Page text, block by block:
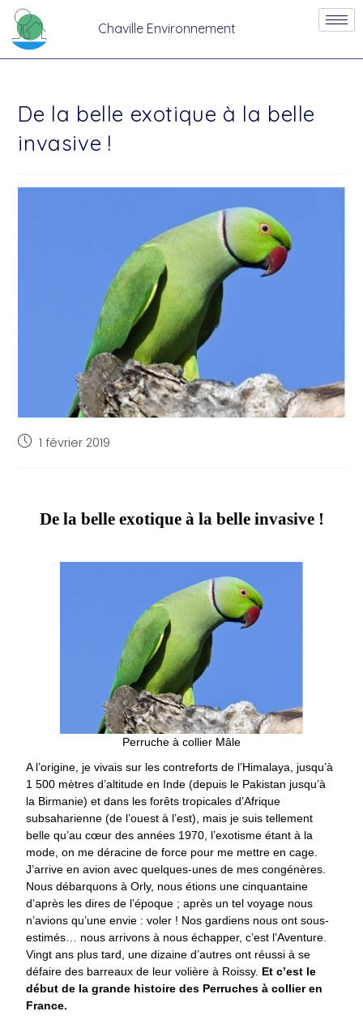
Chaville Environnement
De la belle exotique à la belle
invasive !
1 février 2019
De la belle exotique à la belle invasive !
Perruche à collier Mâle
A l’origine, je vivais sur les contreforts de l’Himalaya, jusqu’à
1 500 mètres d’altitude en Inde (depuis le Pakistan jusqu’à
la Birmanie) et dans les forêts tropicales d’Afrique
subsaharienne (de l’ouest à l’est), mais je suis tellement
belle qu’au cœur des années 1970, l’exotisme étant à la
mode, on me déracine de force pour me mettre en cage.
J’arrive en avion avec quelques-unes de mes congénères.
Nous débarquons à Orly, nous étions une cinquantaine
d’après les dires de l’époque ; après un tel voyage nous
n’avions qu’une envie : voler ! Nos gardiens nous ont sous-
estimés… nous arrivons à nous échapper, c’est l’Aventure.
Vingt ans plus tard, une dizaine d’autres ont réussi à se
défaire des barreaux de leur volière à Roissy. Et c’est le
début de la grande histoire des Perruches à collier en
France.